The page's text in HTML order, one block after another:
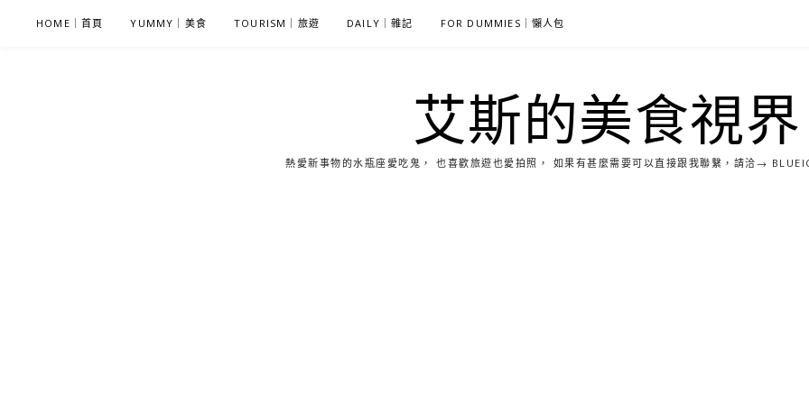
HOME｜首頁 YUMMY｜美食 TOURISM｜旅遊 DAILY｜雜記 FOR DUMMIES｜懶人包
艾斯的美食視界
熱愛新事物的水瓶座愛吃鬼， 也喜歡旅遊也愛拍照， 如果有甚麼需要可以直接跟我聯繫，請洽→